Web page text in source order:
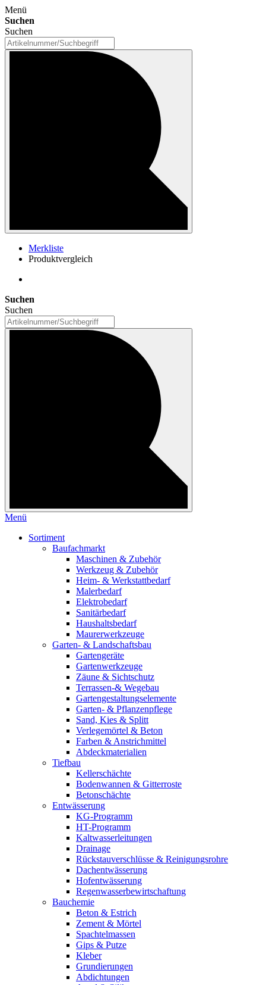
Menü
Suchen
Suchen
Merkliste
Produktvergleich
Suchen
Suchen
Menü
Sortiment
Baufachmarkt
Maschinen & Zubehör
Werkzeug & Zubehör
Heim- & Werkstattbedarf
Malerbedarf
Elektrobedarf
Sanitärbedarf
Haushaltsbedarf
Maurerwerkzeuge
Garten- & Landschaftsbau
Gartengeräte
Gartenwerkzeuge
Zäune & Sichtschutz
Terrassen-& Wegebau
Gartengestaltungselemente
Garten- & Pflanzenpflege
Sand, Kies & Splitt
Verlegemörtel & Beton
Farben & Anstrichmittel
Abdeckmaterialien
Tiefbau
Kellerschächte
Bodenwannen & Gitterroste
Betonschächte
Entwässerung
KG-Programm
HT-Programm
Kaltwasserleitungen
Drainage
Rückstauverschlüsse & Reinigungsrohre
Dachentwässerung
Hofentwässerung
Regenwasserbewirtschaftung
Bauchemie
Beton & Estrich
Zement & Mörtel
Spachtelmassen
Gips & Putze
Kleber
Grundierungen
Abdichtungen